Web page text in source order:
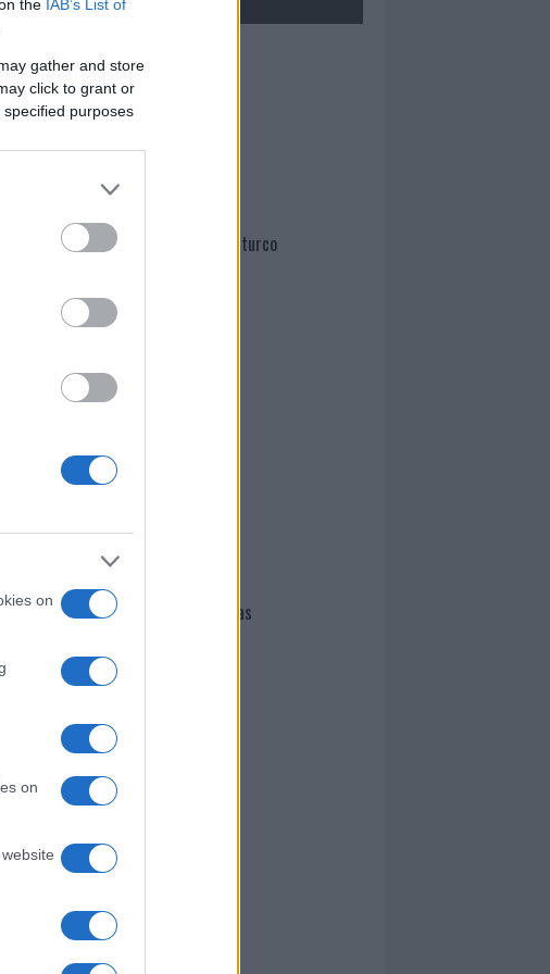
the IAB’s List of
gather and store
click to grant or
purposes
on
on
Mario Malu
Paolo Pinna
Martina Agostina Diturco
Giovannimaria Cabras